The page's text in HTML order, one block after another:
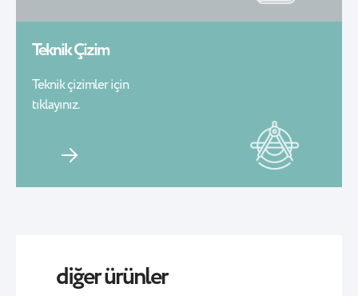
Teknik Çizim
Teknik çizimler için
tıklayınız.
diğer ürünler